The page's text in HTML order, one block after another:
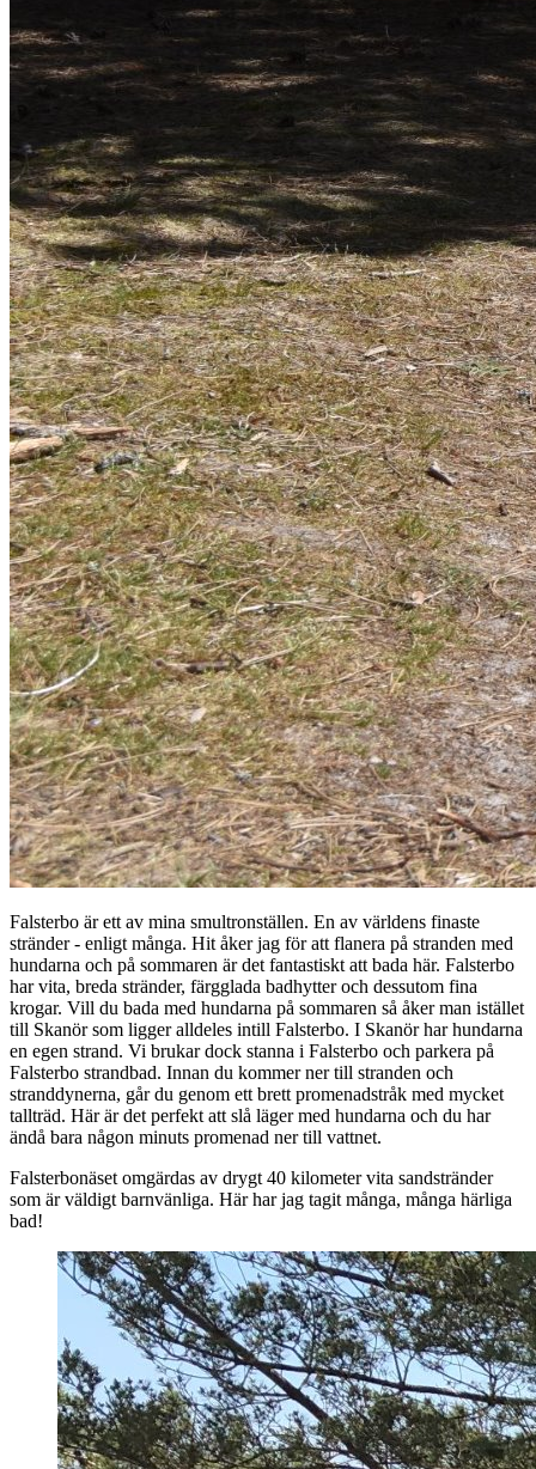
Falsterbo är ett av mina smultronställen. En av världens finaste
stränder - enligt många. Hit åker jag för att flanera på stranden med
hundarna och på sommaren är det fantastiskt att bada här. Falsterbo
har vita, breda stränder, färgglada badhytter och dessutom fina
krogar. Vill du bada med hundarna på sommaren så åker man istället
till Skanör som ligger alldeles intill Falsterbo. I Skanör har hundarna
en egen strand. Vi brukar dock stanna i Falsterbo och parkera på
Falsterbo strandbad. Innan du kommer ner till stranden och
stranddynerna, går du genom ett brett promenadstråk med mycket
tallträd. Här är det perfekt att slå läger med hundarna och du har
ändå bara någon minuts promenad ner till vattnet.
Falsterbonäset omgärdas av drygt 40 kilometer vita sandstränder
som är väldigt barnvänliga. Här har jag tagit många, många härliga
bad!